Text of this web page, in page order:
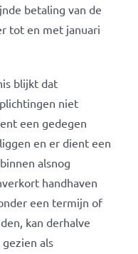
betaling van de
tot en met januari
blijkt dat
niet
een gedegen
en er dient een
alsnog
handhaven
een termijn of
kan derhalve
als